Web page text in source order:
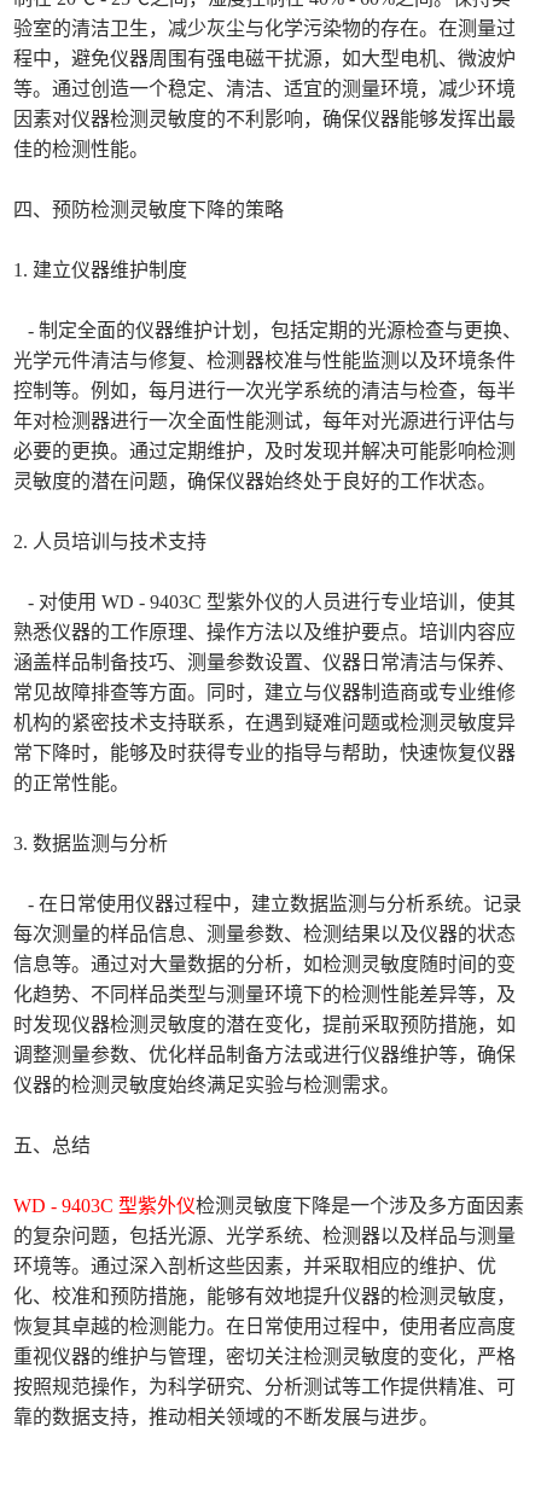
验室的清洁卫生，减少灰尘与化学污染物的存在。在测量过
程中，避免仪器周围有强电磁干扰源，如大型电机、微波炉
等。通过创造一个稳定、清洁、适宜的测量环境，减少环境
因素对仪器检测灵敏度的不利影响，确保仪器能够发挥出最
佳的检测性能。
四、预防检测灵敏度下降的策略
1. 建立仪器维护制度
- 制定全面的仪器维护计划，包括定期的光源检查与更换、
光学元件清洁与修复、检测器校准与性能监测以及环境条件
控制等。例如，每月进行一次光学系统的清洁与检查，每半
年对检测器进行一次全面性能测试，每年对光源进行评估与
必要的更换。通过定期维护，及时发现并解决可能影响检测
灵敏度的潜在问题，确保仪器始终处于良好的工作状态。
2. 人员培训与技术支持
- 对使用 WD - 9403C 型紫外仪的人员进行专业培训，使其
熟悉仪器的工作原理、操作方法以及维护要点。培训内容应
涵盖样品制备技巧、测量参数设置、仪器日常清洁与保养、
常见故障排查等方面。同时，建立与仪器制造商或专业维修
机构的紧密技术支持联系，在遇到疑难问题或检测灵敏度异
常下降时，能够及时获得专业的指导与帮助，快速恢复仪器
的正常性能。
3. 数据监测与分析
- 在日常使用仪器过程中，建立数据监测与分析系统。记录
每次测量的样品信息、测量参数、检测结果以及仪器的状态
信息等。通过对大量数据的分析，如检测灵敏度随时间的变
化趋势、不同样品类型与测量环境下的检测性能差异等，及
时发现仪器检测灵敏度的潜在变化，提前采取预防措施，如
调整测量参数、优化样品制备方法或进行仪器维护等，确保
仪器的检测灵敏度始终满足实验与检测需求。
五、总结
WD - 9403C 型紫外仪检测灵敏度下降是一个涉及多方面因素
的复杂问题，包括光源、光学系统、检测器以及样品与测量
环境等。通过深入剖析这些因素，并采取相应的维护、优
化、校准和预防措施，能够有效地提升仪器的检测灵敏度，
恢复其卓越的检测能力。在日常使用过程中，使用者应高度
重视仪器的维护与管理，密切关注检测灵敏度的变化，严格
按照规范操作，为科学研究、分析测试等工作提供精准、可
靠的数据支持，推动相关领域的不断发展与进步。